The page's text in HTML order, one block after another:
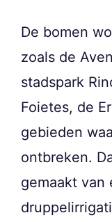
De bomen
zoals de
stadspark
Foietes, de
gebieden
ontbreken.
gemaakt van